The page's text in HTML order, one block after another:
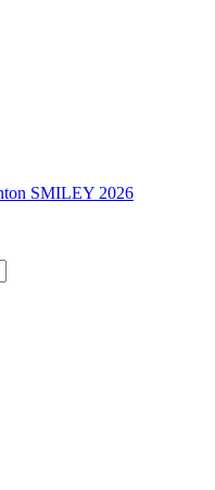
SMILEY 2026